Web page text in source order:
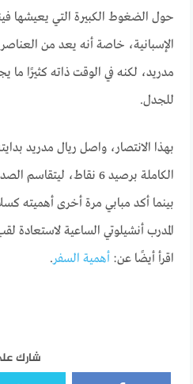
حول الضغوط الكبيرة التي يعيشها
الإسبانية، خاصة أنه يعد من
مدريد، لكنه في الوقت ذاته كثيرًا
للجدل.
بهذا الانتصار، واصل ريال مدريد
الكاملة برصيد 6 نقاط،
بينما أكد مبابي مرة أخرى أهميته
المدرب أنشيلوتي الساعية لاستعادة
اقرأ أيضًا عن: أهمية السفر.
شارك